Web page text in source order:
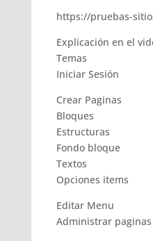
https://pruebas-
Explicación en el
Temas
Iniciar Sesión
Crear Paginas
Bloques
Estructuras
Fondo bloque
Textos
Opciones items
Editar Menu
Administrar paginas